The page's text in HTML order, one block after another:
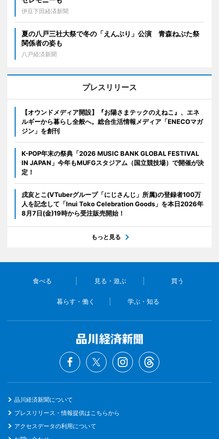
伊豆下田経済新聞
夏の八戸三社大祭で冬の「えんぶり」公演 青森ねぶた祭
関係者の姿も
八戸経済新聞
プレスリリース
【オウンドメディア開設】『お陽さまテックのえねこ』、エネ
ルギーから暮らし全般へ。総合生活情報メディア「ENECOマガ
ジン」を創刊
K-POP年末の祭典「2026 MUSIC BANK GLOBAL FESTIVAL
IN JAPAN」今年もMUFGスタジアム（国立競技場）で開催が決
定！
戌亥とこ(VTuberグループ「にじさんじ」所属)の登録者100万
人を記念して「Inui Toko Celebration Goods」を本日2026年
8月7日(金)19時から受注販売開始！
もっと見る
食べる 見る・遊ぶ 買う
暮らす・働く 学ぶ・知る
品川経済新聞について
プレスリリース・情報提供はこちらから
アクセスデータの利用について